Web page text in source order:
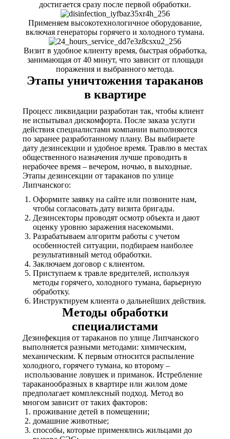
достигается сразу после первой обработки.
Применяем высокотехнологичное оборудование,
включая генераторы горячего и холодного тумана.
Визит в удобное клиенту время, быстрая обработка,
занимающая от 40 минут, что зависит от площади
поражения и выбранного метода.
Этапы уничтожения тараканов
в квартире
Процесс ликвидации разработан так, чтобы клиент
не испытывал дискомфорта. После заказа услуги
действия специалистами компании выполняются
по заранее разработанному плану. Вы выбираете
дату дезинсекции и удобное время. Травлю в местах
общественного назначения лучше проводить в
нерабочее время – вечером, ночью, в выходные.
Этапы дезинсекции от тараканов по улице
Липчанского:
Оформите заявку на сайте или позвоните нам,
чтобы согласовать дату визита бригады.
Дезинсекторы проводят осмотр объекта и дают
оценку уровню заражения насекомыми.
Разрабатываем алгоритм работы с учетом
особенностей ситуации, подбираем наиболее
результативный метод обработки.
Заключаем договор с клиентом.
Приступаем к травле вредителей, используя
методы горячего, холодного тумана, барьерную
обработку.
Инструктируем клиента о дальнейших действия.
Методы обработки
специалистами
Дезинфекция от тараканов по улице Липчанского
выполняется разными методами: химическим,
механическим. К первым относится распыление
холодного, горячего тумана, ко второму –
использование ловушек и приманок. Истребление
тараканообразных в квартире или жилом доме
предполагает комплексный подход. Метод во
многом зависит от таких факторов:
проживание детей в помещении;
домашние животные;
способы, которые применялись жильцами до